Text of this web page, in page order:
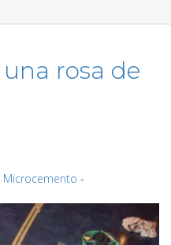
rosa de
Microcemento ‐